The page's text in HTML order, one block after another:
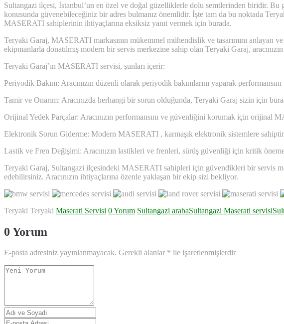
Sultangazi ilçesi, İstanbul’un en özel ve doğal güzelliklerle dolu semtlerinden biridir. Bu
konusunda güvenebileceğiniz bir adres bulmanız önemlidir. İşte tam da bu noktada
MASERATI sahiplerinin ihtiyaçlarına eksiksiz yanıt vermek için burada.
Teryaki Garaj, MASERATI markasının mükemmel mühendislik ve tasarımını anlayan
ekipmanlarla donatılmış modern bir servis merkezine sahip olan Teryaki Garaj,
Teryaki Garaj’ın MASERATI servisi, şunları içerir:
Periyodik Bakım: Aracınızın düzenli olarak periyodik bakımlarını yaparak
Tamir ve Onarım: Aracınızda herhangi bir sorun olduğunda, Teryaki Garaj sizin için
Orijinal Yedek Parçalar: Aracınızın performansını ve güvenliğini korumak için
Elektronik Sorun Giderme: Modern MASERATI , karmaşık elektronik sistemlere
Lastik ve Fren Değişimi: Aracınızın lastikleri ve frenleri, sürüş güvenliği için kritik
Teryaki Garaj, Sultangazi ilçesindeki MASERATI sahipleri için güvendikleri bir servis
edebilirsiniz. Aracınızın ihtiyaçlarına özenle yaklaşan bir ekip sizi bekliyor.
Teryaki Teryaki Maserati Servisi 0 Yorum Sultangazi arabaSultangazi Maserati servisi
0 Yorum
E-posta adresiniz yayınlanmayacak. Gerekli alanlar * ile işaretlenmişlerdir
Yorumunuz*
Adı
ve
E-